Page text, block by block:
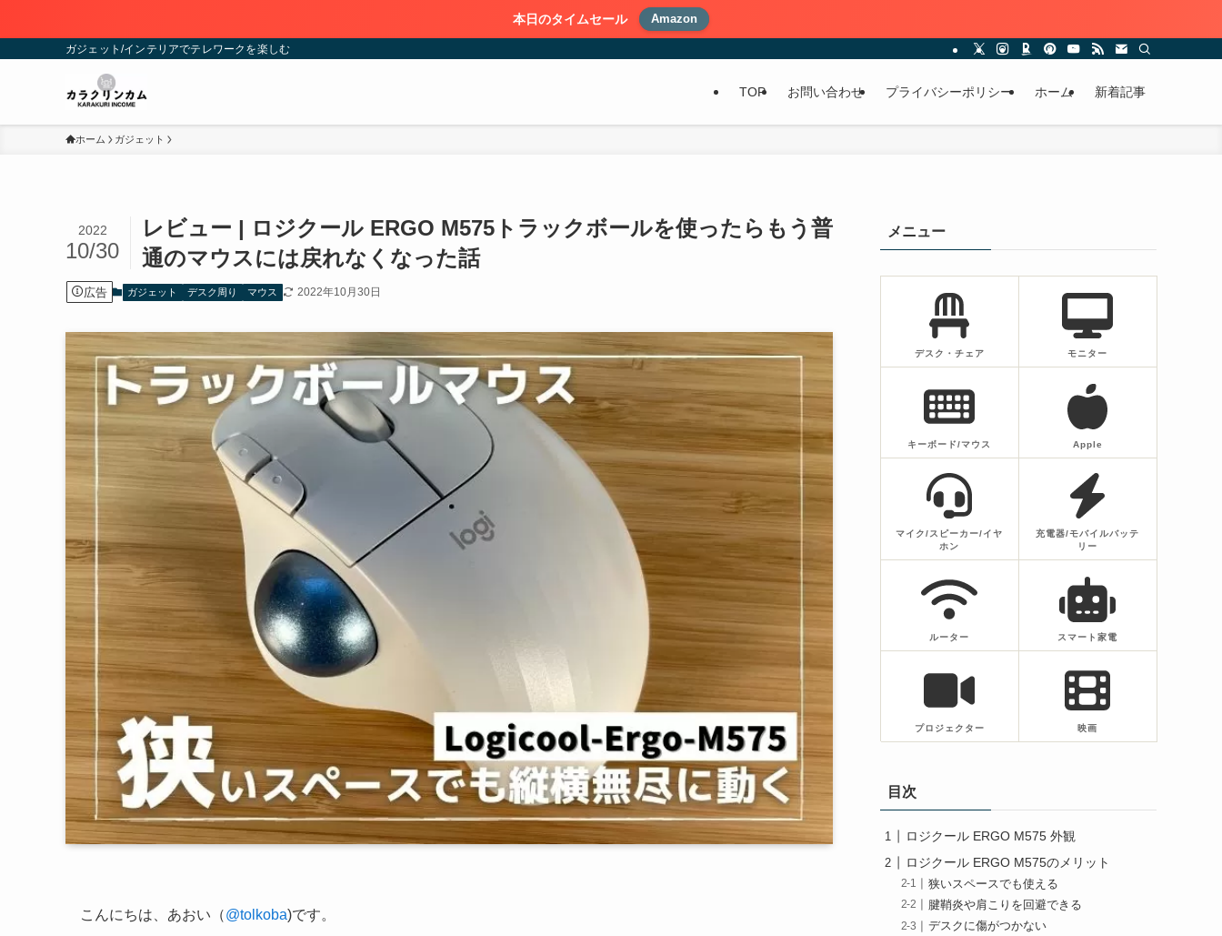
本日のタイムセール Amazon
ガジェット/インテリアでテレワークを楽しむ
TOP お問い合わせ プライバシーポリシー ホーム 新着記事
ホーム ガジェット
レビュー | ロジクール ERGO M575トラックボールを使ったらもう普
通のマウスには戻れなくなった話
2022
10/30
広告 ガジェット デスク周り マウス 2022年10月30日
こんにちは、あおい（@tolkoba)です。
メニュー
デスク・チェア モニター
キーボード/マウス Apple
マイク/スピーカー/イヤ
ホン
充電器/モバイルバッテ
リー
ルーター スマート家電
プロジェクター 映画
目次
ロジクール ERGO M575 外観
ロジクール ERGO M575のメリット
狭いスペースでも使える
腱鞘炎や肩こりを回避できる
デスクに傷がつかない